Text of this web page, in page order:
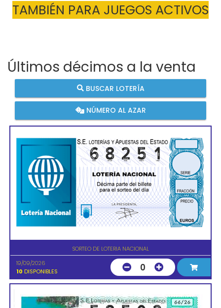
TAMBIÉN PARA JUEGOS ACTIVOS
Últimos décimos a la venta
BUSCAR LOTERÍA
NÚMERO AL AZAR
SORTEO DE LOTERIA NACIONAL
19/09/2026
10 DISPONIBLES 0